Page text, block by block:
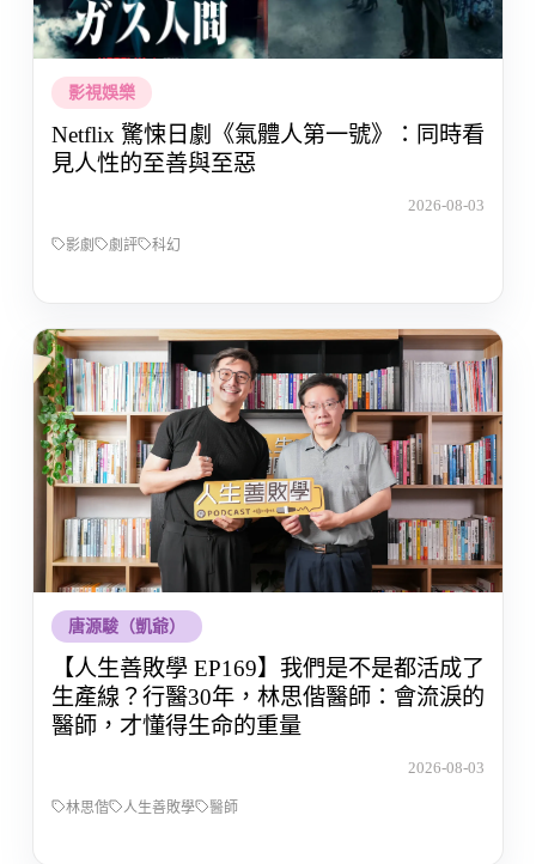
影視娛樂
Netflix 驚悚日劇《氣體人第一號》：同時看
見人性的至善與至惡
2026-08-03
影劇 劇評 科幻
唐源駿（凱爺）
【人生善敗學 EP169】我們是不是都活成了
生產線？行醫30年，林思偕醫師：會流淚的
醫師，才懂得生命的重量
2026-08-03
林思偕 人生善敗學 醫師